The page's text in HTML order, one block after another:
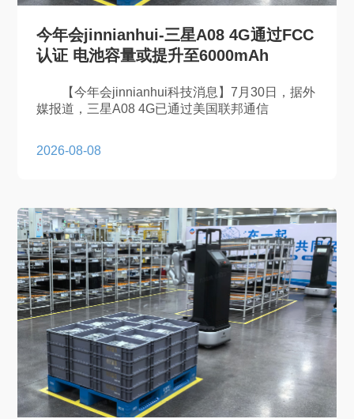
今年会jinnianhui-三星A08 4G通过FCC
认证 电池容量或提升至6000mAh
【今年会jinnianhui科技消息】7月30日，据外
媒报道，三星A08 4G已通过美国联邦通信
2026-08-08